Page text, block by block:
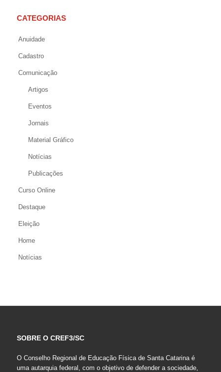
CATEGORIAS
Anuidade
Cadastro
Comunicação
Artigos
Eventos
Jornais
Material Gráfico
Notícias
Publicações
Curso Online
Destaque
Eleição
Home
Notícias
SOBRE O CREF3/SC
O Conselho Regional de Educação Física de Santa Catarina é
uma autarquia federal, com o objetivo de defender a sociedade,